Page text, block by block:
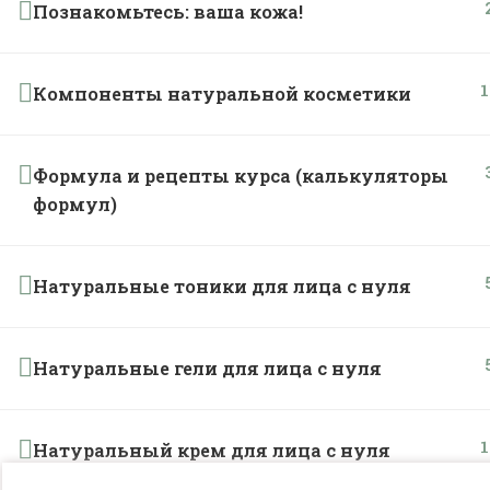
Познакомьтесь: ваша кожа!
Компоненты натуральной косметики
Формула и рецепты курса (калькуляторы
формул)
Натуральные тоники для лица с нуля
Натуральные гели для лица с нуля
Натуральный крем для лица с нуля